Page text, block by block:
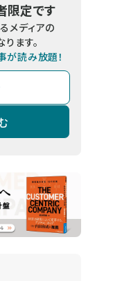
限定です
メディアの
ます。
が読み放題！